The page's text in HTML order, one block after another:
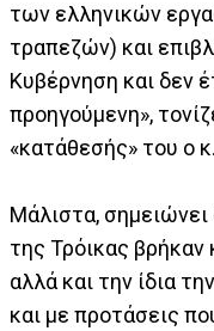
των ελληνικών
τραπεζών) και
Kυβέρνηση και δεν
προηγούμενη»,
«κατάθεσής» του ο
Μάλιστα, σημειώνει
της Τρόικας βρήκαν
αλλά και την ίδια
και με προτάσεις